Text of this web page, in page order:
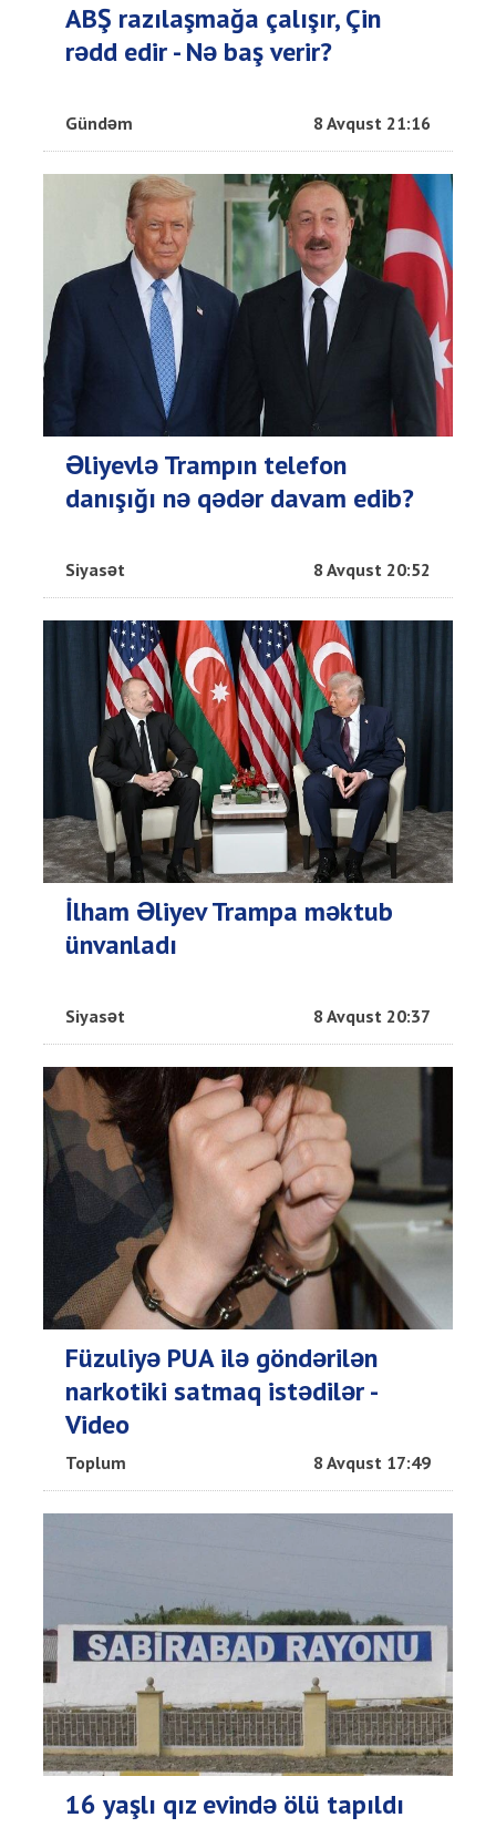
ABŞ razılaşmağa çalışır, Çin
rədd edir - Nə baş verir?
Gündəm 8 Avqust 21:16
Əliyevlə Trampın telefon
danışığı nə qədər davam edib?
Siyasət 8 Avqust 20:52
İlham Əliyev Trampa məktub
ünvanladı
Siyasət 8 Avqust 20:37
Füzuliyə PUA ilə göndərilən
narkotiki satmaq istədilər -
Video
Toplum 8 Avqust 17:49
16 yaşlı qız evində ölü tapıldı